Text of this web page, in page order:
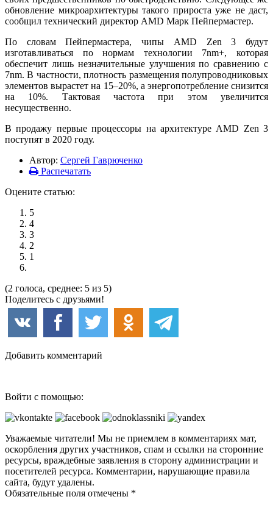
обновление микроархитектуры такого прироста уже не даст,
сообщил технический директор AMD Марк Пейпермастер.
По словам Пейпермастера, чипы AMD Zen 3 будут
изготавливаться по нормам технологии 7nm+, которая
обеспечит лишь незначительные улучшения по сравнению с
7nm. В частности, плотность размещения полупроводниковых
элементов вырастет на 15–20%, а энергопотребление снизится
на 10%. Тактовая частота при этом увеличится
несущественно.
В продажу первые процессоры на архитектуре AMD Zen 3
поступят в 2020 году.
Автор: Сергей Гаврюченко
Распечатать
Оцените статью:
5
4
3
2
1
(2 голоса, среднее: 5 из 5)
Поделитесь с друзьями!
Добавить комментарий
Войти с помощью:
Уважаемые читатели! Мы не приемлем в комментариях мат,
оскорбления других участников, спам и ссылки на сторонние
ресурсы, враждебные заявления в сторону администрации и
посетителей ресурса. Комментарии, нарушающие правила
сайта, будут удалены.
Обязательные поля отмечены *